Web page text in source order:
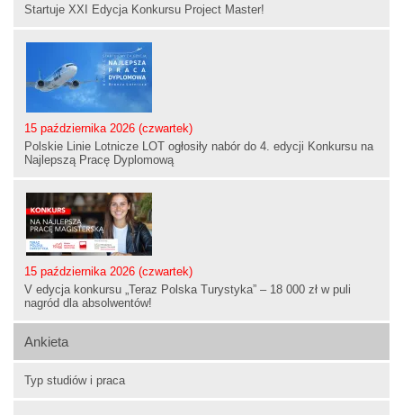
Startuje XXI Edycja Konkursu Project Master!
15 października 2026 (czwartek)
Polskie Linie Lotnicze LOT ogłosiły nabór do 4. edycji Konkursu na
Najlepszą Pracę Dyplomową
15 października 2026 (czwartek)
V edycja konkursu „Teraz Polska Turystyka” – 18 000 zł w puli
nagród dla absolwentów!
Ankieta
Typ studiów i praca